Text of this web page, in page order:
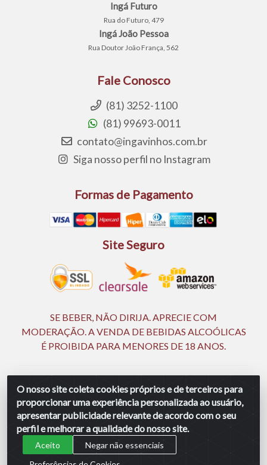
O nosso site coleta cookies próprios e de terceiros para
proporcionar uma experiência personalizada ao usuário,
apresentar publicidade relevante de acordo com o seu
perfil e melhorar a qualidade do nosso site.
Aceito
Negar não essenciais
Ingá Futuro
Rua do Futuro, 479
Ingá João Pessoa
Rua Doutor João França, 562
Fale Conosco
(81) 3252-1100
(81) 99693-0011
contato@ingavinhos.com.br
Siga nosso perfil no Instagram
Formas de Pagamento
Site Seguro
SE BEBER, NÃO DIRIJA. APRECIE COM
MODERAÇÃO. A VENDA DE BEBIDAS ALCOÓLICAS
É PROIBIDA PARA MENORES DE 18 ANOS.
Ingá Distribuidora Ltda | CNPJ 05.390.477/0002-25 -
Rod BR 232, KM 18,5 - S/N - Manassu - CEP 54130-340 -
Jaboatão dos Guararapes/PE